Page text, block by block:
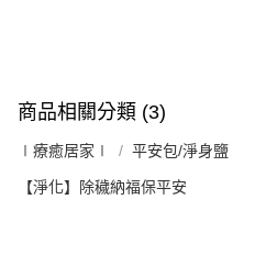
商品相關分類 (3)
∣療癒居家∣ 平安包/淨身鹽
【淨化】除穢納福保平安